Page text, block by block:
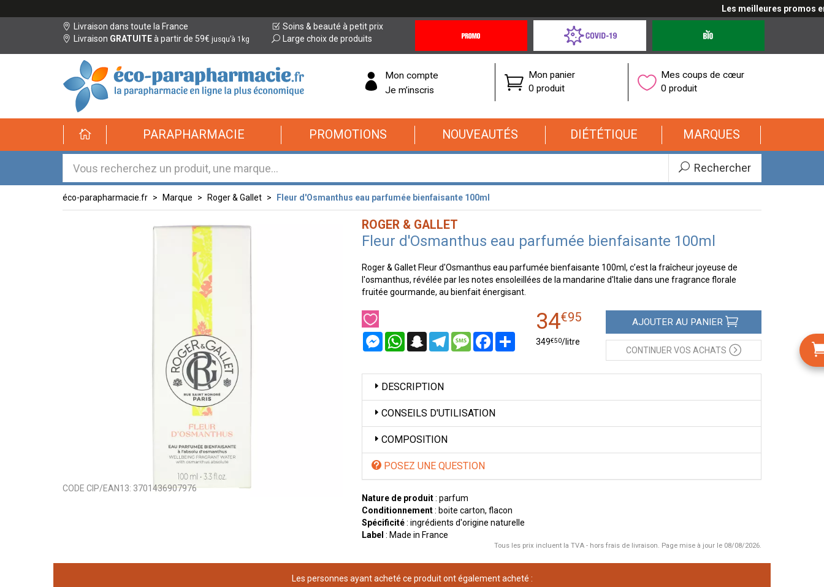
Les meilleures promos en
Livraison dans toute la France
Livraison GRATUITEà partir de 59€ jusqu’à 1kg
Soins & beauté à petit prix
Large choix de produits
Offres
Coronavirus
éco-
parapharmacie.fr
éco-
parapharmacie.fr
Mon compte
Je m’inscris
Mon panier
0 produit
Mes coups de cœur
0 produit
PARAPHARMACIE PROMOTIONS NOUVEAUTÉS DIÉTÉTIQUE MARQUES
Rechercher
éco-parapharmacie.fr Marque Roger & Gallet Fleur d'Osmanthus eau parfumée bienfaisante 100ml
CODE CIP/EAN13: 3701436907976
ROGER & GALLET
Fleur d'Osmanthus eau parfumée bienfaisante 100ml
Roger & Gallet Fleur d'Osmanthus eau parfumée bienfaisante 100ml, c’est la fraîcheur joyeuse de
l'osmanthus, révélée par les notes ensoleillées de la mandarine d'Italie dans une fragrance florale
fruitée gourmande, au bienfait énergisant.
MessengerWhatsAppSnapchatTelegramMessageFacebookPartager
34€95
349€50/litre
AJOUTER AU PANIER
CONTINUER VOS ACHATS
DESCRIPTION
CONSEILS D'UTILISATION
COMPOSITION
POSEZ UNE QUESTION
Nature de produit: parfum
Conditionnement: boite carton, flacon
Spécificité: ingrédients d'origine naturelle
Label : Made in France
Tous les prix incluent la TVA - hors frais de livraison. Page mise à jour le 08/08/2026.
Les personnes ayant acheté ce produit ont également acheté :